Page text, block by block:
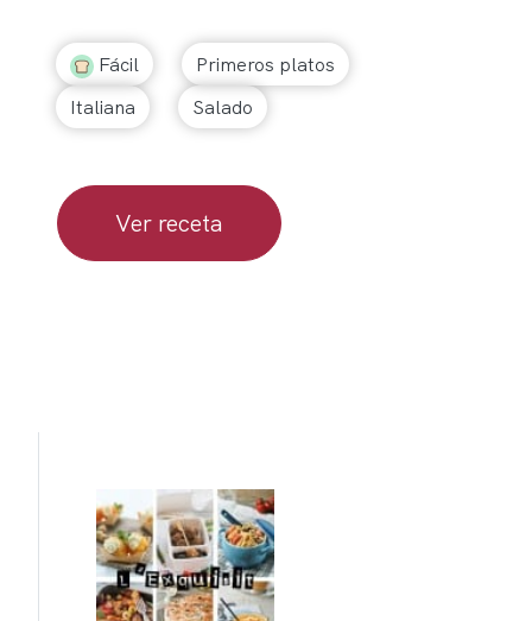
Fácil
Primeros platos
Italiana
Salado
Ver receta